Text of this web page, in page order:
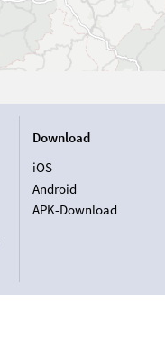
Download
iOS
Android
APK-Download